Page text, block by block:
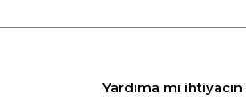
Yardıma mı